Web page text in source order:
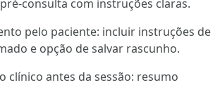
consulta com instruções claras.
pelo paciente: incluir instruções de
e opção de salvar rascunho.
clínico antes da sessão: resumo